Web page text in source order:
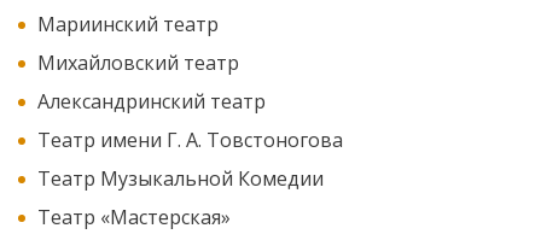
Мариинский театр
Михайловский театр
Александринский театр
Театр имени Г. А. Товстоногова
Театр Музыкальной Комедии
Театр «Мастерская»